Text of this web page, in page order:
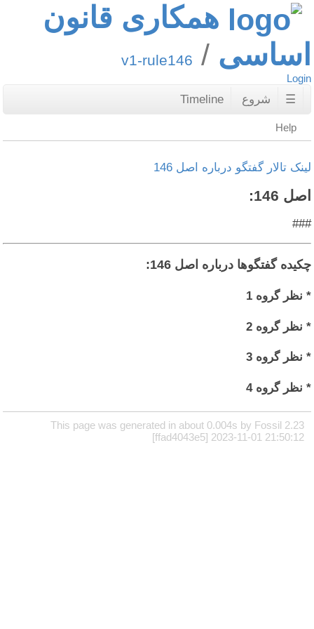
همکاری قانون
اساسی
v1-rule146
Login
☰ شروع Timeline
Help
لینک تالار گفتگو درباره اصل 146
اصل 146:
###
چکیده گفتگوها درباره اصل 146:
* نظر گروه 1
* نظر گروه 2
* نظر گروه 3
* نظر گروه 4
This page was generated in about 0.004s by Fossil 2.23
[ffad4043e5] 2023-11-01 21:50:12